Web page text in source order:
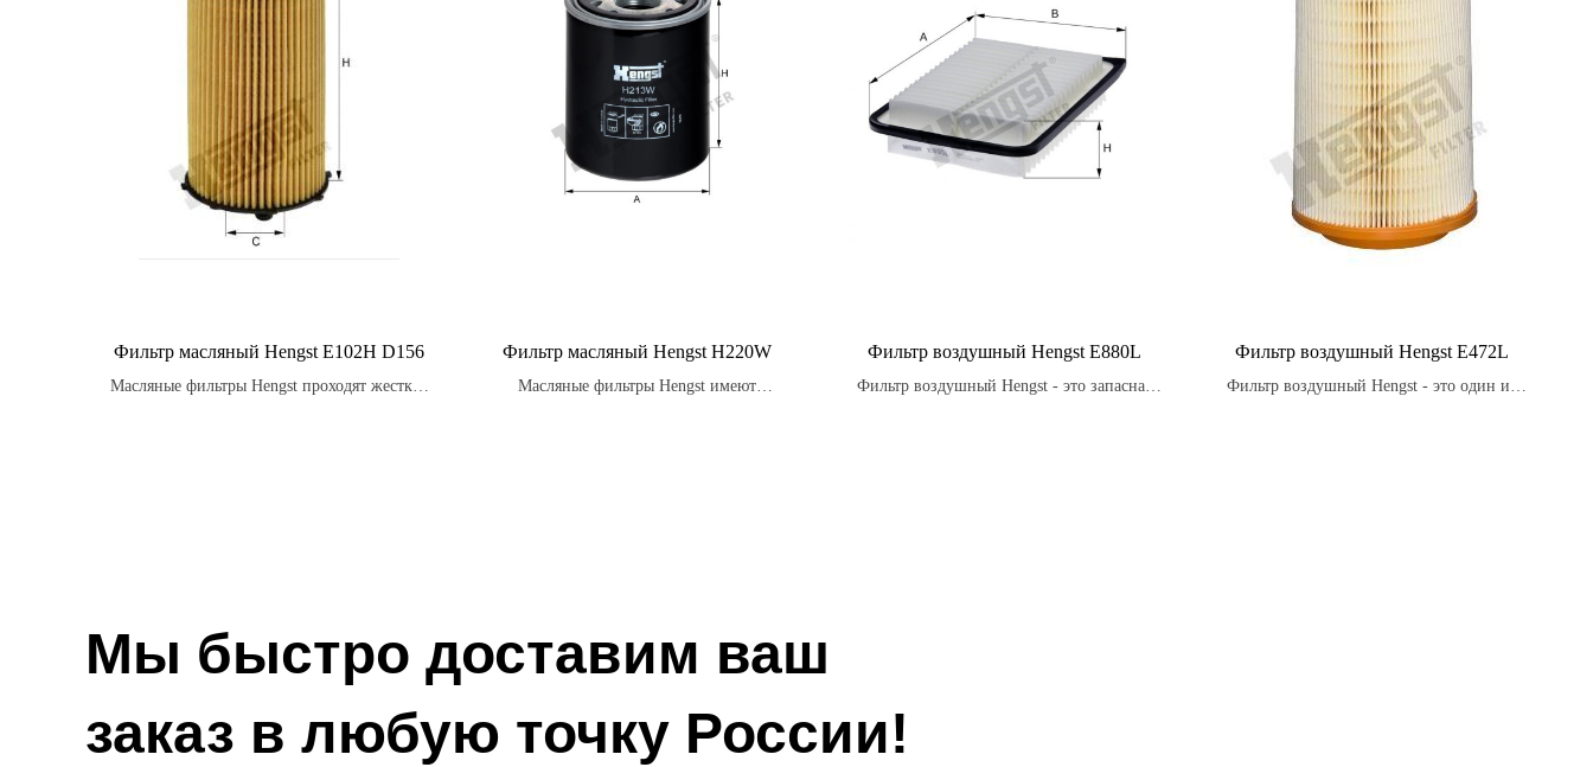
Фильтр масляный Hengst E102H D156
Масляные фильтры Hengst проходят жесткие
Фильтр масляный Hengst H220W
Масляные фильтры Hengst имеют
Фильтр воздушный Hengst E880L
Фильтр воздушный Hengst - это запасная
Фильтр воздушный Hengst E472L
Фильтр воздушный Hengst - это один из
Мы быстро доставим ваш
заказ в любую точку России!